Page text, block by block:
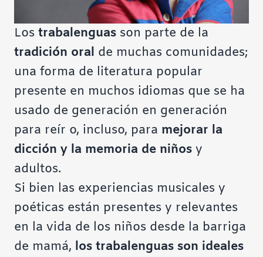
Los trabalenguas son parte de la
tradición oral de muchas comunidades;
una forma de literatura popular
presente en muchos idiomas que se ha
usado de generación en generación
para reír o, incluso, para mejorar la
dicción y la memoria de niños y
adultos.
Si bien las experiencias musicales y
poéticas están presentes y relevantes
en la vida de los niños desde la barriga
de mamá, los trabalenguas son ideales